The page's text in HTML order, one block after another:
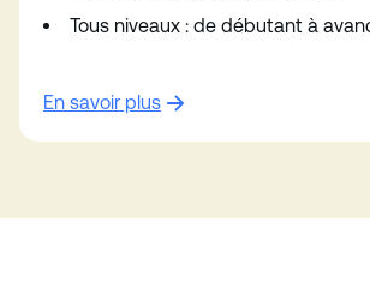
Tous niveaux : de débutant à
En savoir plus